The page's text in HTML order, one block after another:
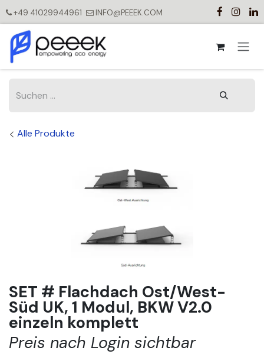
+49 41029944961 INFO@PEEEK.COM
Alle Produkte
SET # Flachdach Ost/West-
Süd UK, 1 Modul, BKW V2.0
einzeln komplett
Preis nach Login sichtbar